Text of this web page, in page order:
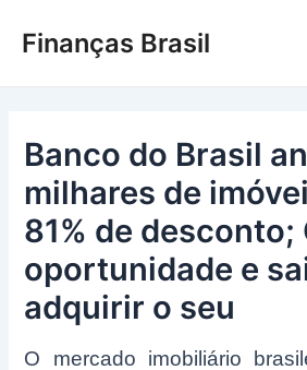
paraFinanças Brasil
Banco do Brasil
milhares de
81% de desconto;
oportunidade e
adquirir o seu
O mercado imobiliário